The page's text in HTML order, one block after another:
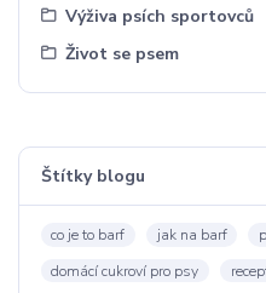
Výživa psích sportovců
Život se psem
Štítky blogu
co je to barf jak na barf
domácí cukroví pro psy